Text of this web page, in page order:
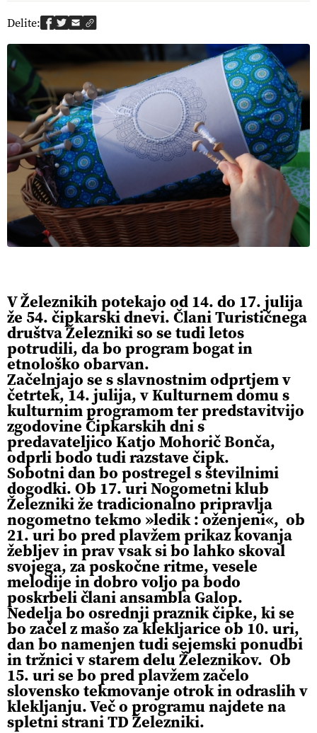
Delite:
V Železnikih potekajo od 14. do 17. julija
že 54. čipkarski dnevi. Člani Turističnega
društva Železniki so se tudi letos
potrudili, da bo program bogat in
etnološko obarvan.
Začelnjajo se s slavnostnim odprtjem v
četrtek, 14. julija, v Kulturnem domu s
kulturnim programom ter predstavitvijo
zgodovine Čipkarskih dni s
predavateljico Katjo Mohorič Bonča,
odprli bodo tudi razstave čipk.
Sobotni dan bo postregel s številnimi
dogodki. Ob 17. uri Nogometni klub
Železniki že tradicionalno pripravlja
nogometno tekmo »ledik : oženjeni«, ob
21. uri bo pred plavžem prikaz kovanja
žebljev in prav vsak si bo lahko skoval
svojega, za poskočne ritme, vesele
melodije in dobro voljo pa bodo
poskrbeli člani ansambla Galop.
Nedelja bo osrednji praznik čipke, ki se
bo začel z mašo za klekljarice ob 10. uri,
dan bo namenjen tudi sejemski ponudbi
in tržnici v starem delu Železnikov. Ob
15. uri se bo pred plavžem začelo
slovensko tekmovanje otrok in odraslih v
klekljanju. Več o programu najdete na
spletni strani TD Železniki.